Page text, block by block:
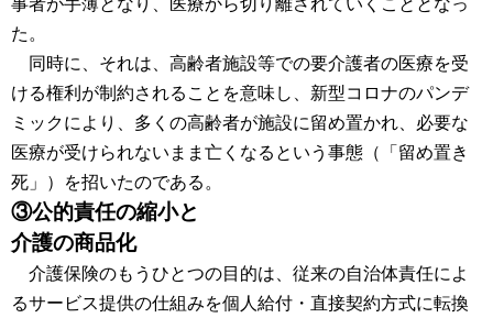
た。
同時に、それは、高齢者施設等での要介護者の医療を受
ける権利が制約されることを意味し、新型コロナのパンデ
ミックにより、多くの高齢者が施設に留め置かれ、必要な
医療が受けられないまま亡くなるという事態（「留め置き
死」）を招いたのである。
③公的責任の縮小と
介護の商品化
介護保険のもうひとつの目的は、従来の自治体責任によ
るサービス提供の仕組みを個人給付・直接契約方式に転換